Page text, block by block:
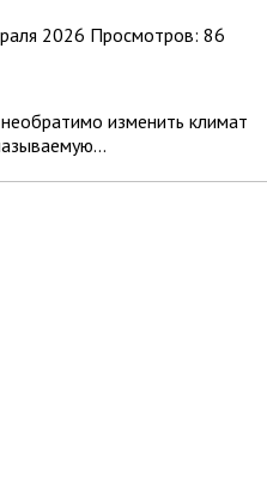
2026 Просмотров: 86
изменить климат